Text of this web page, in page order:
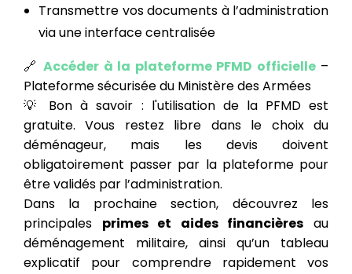
Transmettre vos documents à l’administration
via une interface centralisée
🔗 Accéder à la plateforme PFMD officielle–
Plateforme sécurisée du Ministère des Armées
💡 Bon à savoir : l'utilisation de la PFMD est
gratuite. Vous restez libre dans le choix du
déménageur, mais les devis doivent
obligatoirement passer par la plateforme pour
être validés par l’administration.
Dans la prochaine section, découvrez les
principales primes et aides financières au
déménagement militaire, ainsi qu’un tableau
explicatif pour comprendre rapidement vos